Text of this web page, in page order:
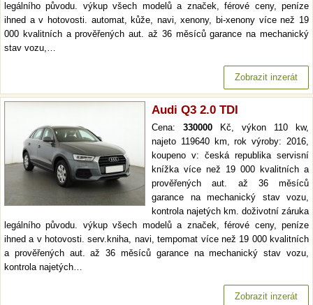
legálního původu. výkup všech modelů a značek, férové ceny, peníze
ihned a v hotovosti. automat, kůže, navi, xenony, bi-xenony více než 19
000 kvalitních a prověřených aut. až 36 měsíců garance na mechanický
stav vozu,…
Zobrazit inzerát
Audi Q3 2.0 TDI
Cena: 330000 Kč, výkon 110 kw,
najeto 119640 km, rok výroby: 2016,
koupeno v: česká republika servisní
knížka více než 19 000 kvalitních a
prověřených aut. až 36 měsíců
garance na mechanický stav vozu,
kontrola najetých km. doživotní záruka
legálního původu. výkup všech modelů a značek, férové ceny, peníze
ihned a v hotovosti. serv.kniha, navi, tempomat více než 19 000 kvalitních
a prověřených aut. až 36 měsíců garance na mechanický stav vozu,
kontrola najetých…
Zobrazit inzerát